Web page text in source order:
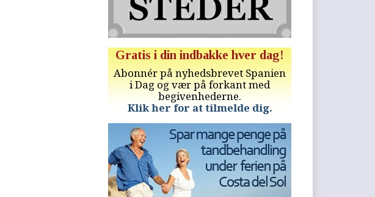
Gratis i din indbakke hver dag!
Abonnér på nyhedsbrevet Spanien
i Dag og vær på forkant med
begivenhederne.
Klik her for at tilmelde dig.